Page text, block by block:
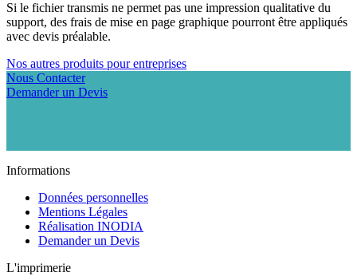
Si le fichier transmis ne permet pas une impression qualitative du
support, des frais de mise en page graphique pourront être appliqués
avec devis préalable.
Nos autres produits pour entreprises
Nous Contacter
Demander un Devis
Informations
Données personnelles
Mentions Légales
Réalisation INODIA
Demander un Devis
L'imprimerie